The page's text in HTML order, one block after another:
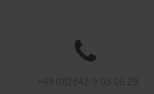
+49 (0)2842-9 03 06 29